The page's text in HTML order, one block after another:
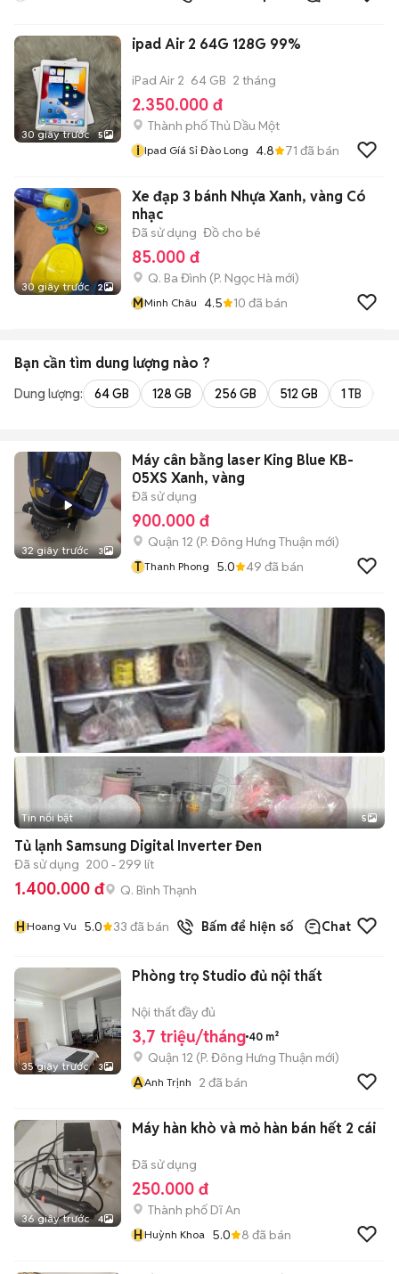
30 giây trước 5
ipad Air 2 64G 128G 99%
iPad Air 2 64 GB 2 tháng
2.350.000 đ
Thành phố Thủ Dầu Một
i Ipad Gíá Sỉ Đào Long 4.8 71 đã bán
30 giây trước 2
Xe đạp 3 bánh Nhựa Xanh, vàng Có
nhạc
Đã sử dụng Đồ cho bé
85.000 đ
Q. Ba Đình (P. Ngọc Hà mới)
MMinh Châu 4.5 10 đã bán
Bạn cần tìm dung lượng nào ?
Dung lượng: 64 GB 128 GB 256 GB 512 GB 1 TB
32 giây trước 3
Máy cân bằng laser King Blue KB-
05XS Xanh, vàng
Đã sử dụng
900.000 đ
Quận 12 (P. Đông Hưng Thuận mới)
T Thanh Phong 5.0 49 đã bán
Tin nổi bật 5
Tủ lạnh Samsung Digital Inverter Đen
Đã sử dụng 200 - 299 lít
1.400.000 đ Q. Bình Thạnh
HHoang Vu 5.0 33 đã bán Bấm để hiện số Chat
35 giây trước 3
Phòng trọ Studio đủ nội thất
Nội thất đầy đủ
3,7 triệu/tháng 40 m²
Quận 12 (P. Đông Hưng Thuận mới)
AAnh Trịnh 2 đã bán
36 giây trước 4
Máy hàn khò và mỏ hàn bán hết 2 cái
Đã sử dụng
250.000 đ
Thành phố Dĩ An
HHuỳnh Khoa 5.0 8 đã bán